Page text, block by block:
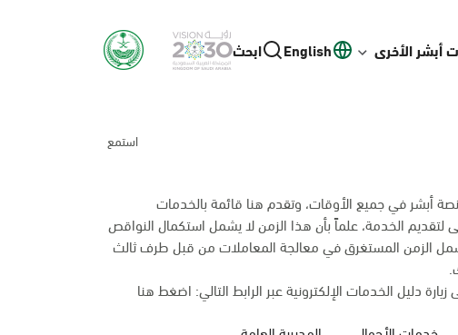
أبشر الأخرى English ابحث
استمع
أبشر في جميع الأوقات، وتقدم هنا قائمة بالخدمات
لتقديم الخدمة، علماً بأن هذا الزمن لا يشمل استكمال النواقص
الزمن المستغرق في معالجة المعاملات من قبل طرف ثالث
دليل الخدمات الإلكترونية عبر الرابط التالي: اضغط هنا